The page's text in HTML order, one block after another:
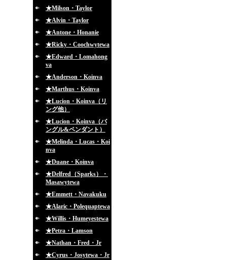
★Milson・Taylor
★Alvin・Taylor
★Antone・Honanie
★Ricky・Coochwytewa
★Edward・Lomahong
va
★Anderson・Koinva
★Marthus・Koinva
★Lucion・Koinva（リ
ング他）
★Lucion・Koinva（バ
ングル&ペンダント）
★Melinda・Lucas・Koi
nva
★Duane・Koinva
★Delfred（Sparks）・
Masawytewa
★Emmett・Navakuku
★Alaric・Polequaptewa
★Willis・Humeyestewa
★Petra・Lamson
★Nathan・Fred・Jr
★Cyrus・Josytewa・Jr